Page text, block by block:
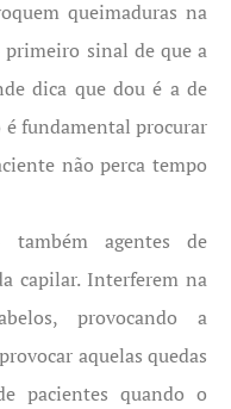
queimaduras na
primeiro sinal de que a
dica que dou é a de
é fundamental procurar
não perca tempo
agentes de
capilar. Interferem na
provocando a
aquelas quedas
pacientes quando o